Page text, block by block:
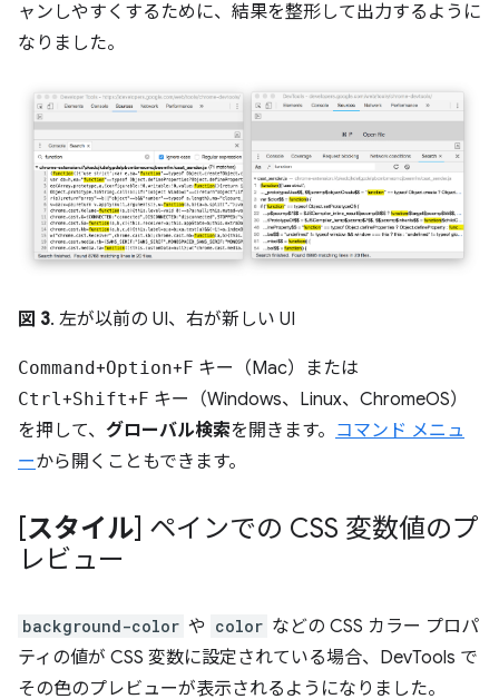
ャンしやすくするために、結果を整形して出力するように
なりました。
図 3. 左が以前の UI、右が新しい UI
Command+Option+F キー（Mac）または
Ctrl+Shift+F キー（Windows、Linux、ChromeOS）
を押して、 グローバル検索を開きます。 コマンド メニュ
ーから開くこともできます。
[スタイル] ペインでの CSS 変数値のプ
レビュー
background-color や color などの CSS カラー プロパ
ティの値が CSS 変数に設定されている場合、DevTools で
その色のプレビューが表示されるようになりました。